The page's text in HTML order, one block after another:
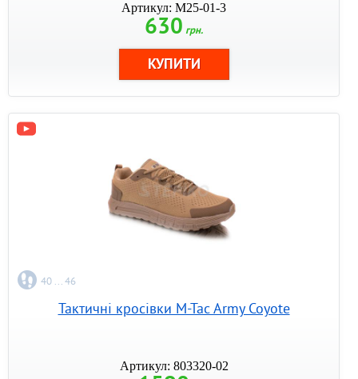
Артикул: M25-01-3
630 грн.
40 ... 46
Тактичні кросівки M-Tac Army Coyote
Артикул: 803320-02